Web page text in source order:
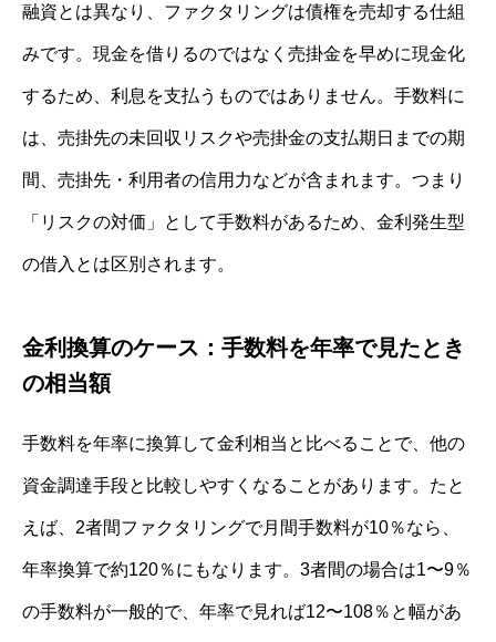
融資とは異なり、ファクタリングは債権を売却する仕組
みです。現金を借りるのではなく売掛金を早めに現金化
するため、利息を支払うものではありません。手数料に
は、売掛先の未回収リスクや売掛金の支払期日までの期
間、売掛先・利用者の信用力などが含まれます。つまり
「リスクの対価」として手数料があるため、金利発生型
の借入とは区別されます。
金利換算のケース：手数料を年率で見たとき
の相当額
手数料を年率に換算して金利相当と比べることで、他の
資金調達手段と比較しやすくなることがあります。たと
えば、2者間ファクタリングで月間手数料が10％なら、
年率換算で約120％にもなります。3者間の場合は1〜9％
の手数料が一般的で、年率で見れば12〜108％と幅があ